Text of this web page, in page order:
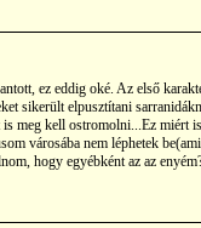
ez eddig oké. Az első
sikerült elpusztítani
meg kell ostromolni...Ez miért
városába nem léphetek
hogy egyébként az az